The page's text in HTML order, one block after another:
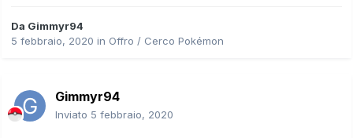
Da Gimmyr94
5 febbraio, 2020 in Offro / Cerco Pokémon
Gimmyr94
Inviato 5 febbraio, 2020